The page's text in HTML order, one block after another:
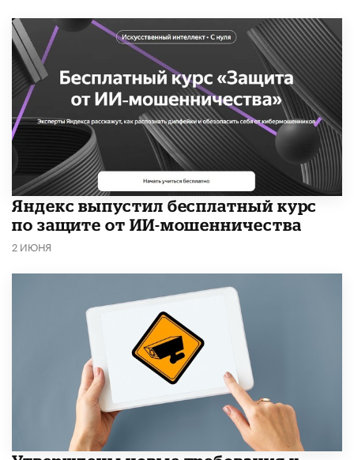
​Яндекс выпустил бесплатный курс
по защите от ИИ-мошенничества
2 ИЮНЯ